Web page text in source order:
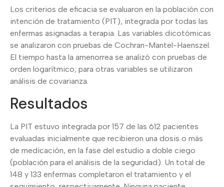
Los criterios de eficacia se evaluaron en la población con
intención de tratamiento (PIT), integrada por todas las
enfermas asignadas a terapia. Las variables dicotómicas
se analizaron con pruebas de Cochran-Mantel-Haenszel.
El tiempo hasta la amenorrea se analizó con pruebas de
orden logarítmico; para otras variables se utilizaron
análisis de covarianza.
Resultados
La PIT estuvo integrada por 157 de las 612 pacientes
evaluadas inicialmente que recibieron una dosis o más
de medicación, en la fase del estudio a doble ciego
(población para el análisis de la seguridad). Un total de
148 y 133 enfermas completaron el tratamiento y el